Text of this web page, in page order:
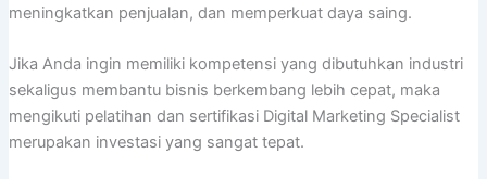
meningkatkan penjualan, dan memperkuat daya saing.
Jika Anda ingin memiliki kompetensi yang dibutuhkan industri
sekaligus membantu bisnis berkembang lebih cepat, maka
mengikuti pelatihan dan sertifikasi Digital Marketing Specialist
merupakan investasi yang sangat tepat.